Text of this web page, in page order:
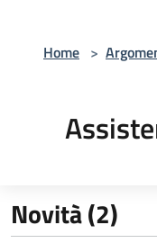
Home >
Novità (2)